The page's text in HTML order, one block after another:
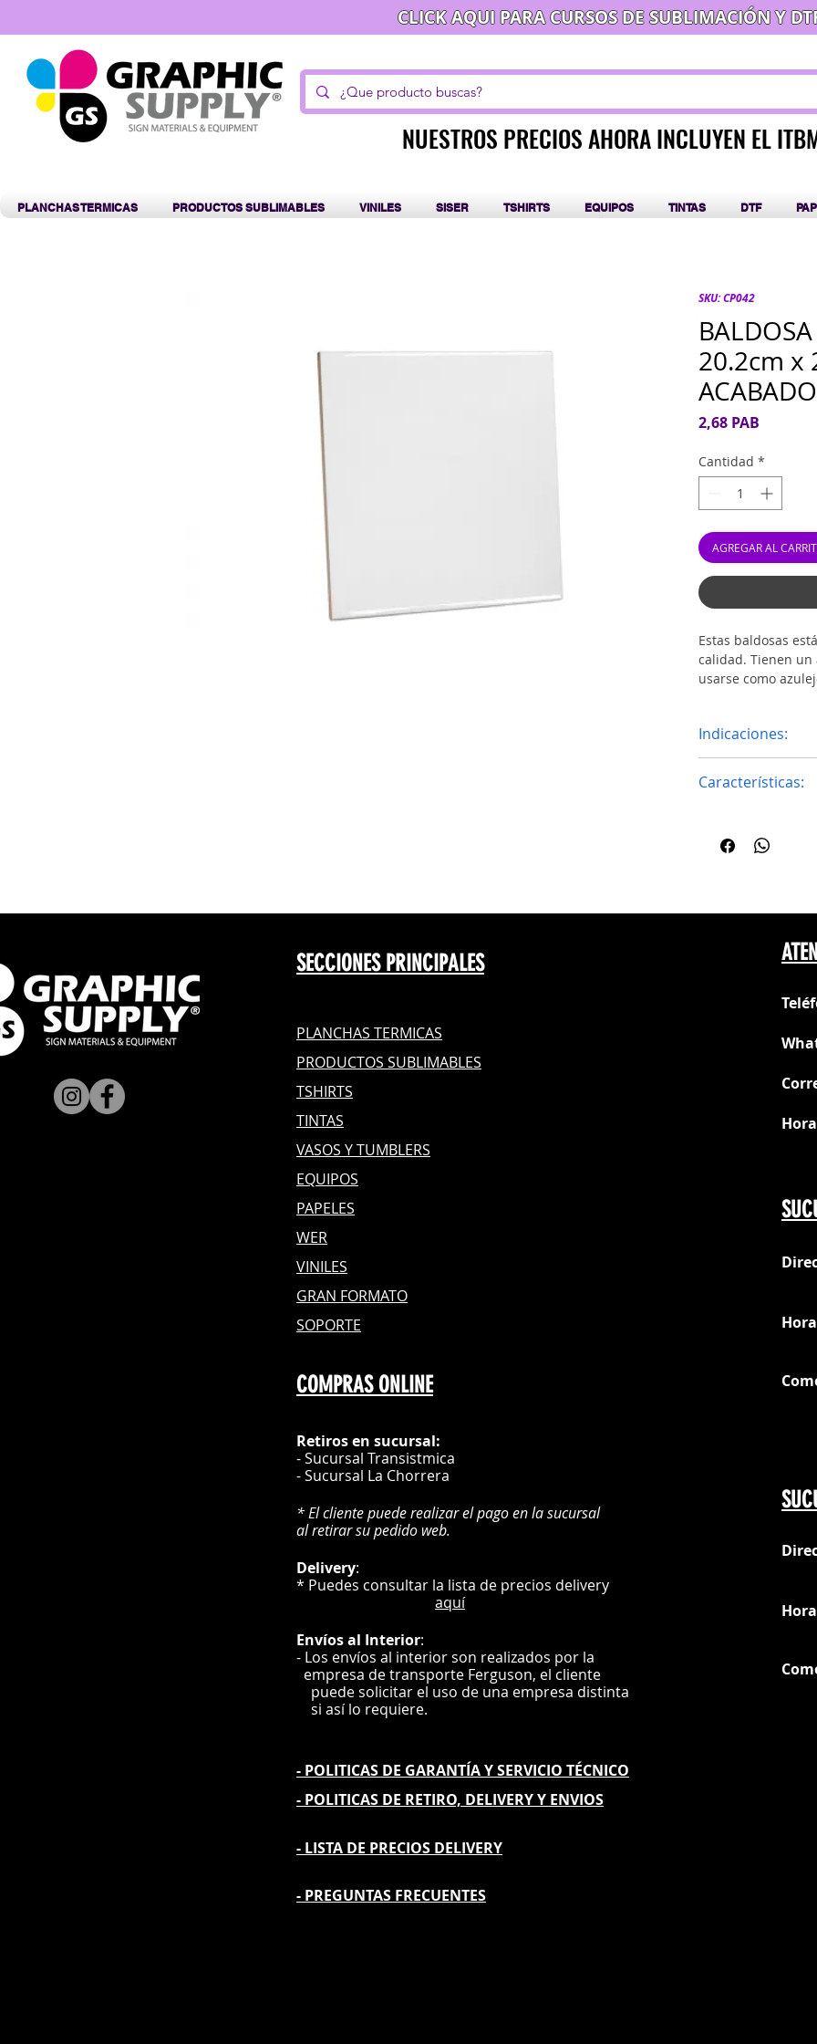
CLICK AQUI PARA CURSOS DE SUBLIMACIÓN Y
NUESTROS PRECIOS AHORA INCLUYEN EL
NUESTROS PRECIOS AHORA INCLUYEN EL
PLANCHAS TERMICAS PRODUCTOS SUBLIMABLES VINILES SISER TSHIRTS EQUIPOS TINTAS DTF
SKU: CP042
20.2cm x
2,68 PAB
Cantidad *
AGREGAR AL
Estas baldosas
calidad. Tienen
usarse como
foto, mensaje
empresa o
Indicaciones:
Tiempo 420
hacia abajo.
Características:
Tamaño:
Acabado:
SECCIONES PRINCIPALES
PLANCHAS TERMICAS
PRODUCTOS SUBLIMABLES
TSHIRTS
TINTAS
VASOS Y TUMBLERS
EQUIPOS
PAPELES
WER
VINILES
GRAN FORMATO
SOPORTE
COMPRAS ONLINE
Retiros en sucursal:
- Sucursal Transistmica
- Sucursal La Chorrera
* El cliente puede realizar el pago en la sucursal
al retirar su pedido web.
Delivery:
* Puedes consultar la lista de precios delivery
aquí
Envíosal Interior:
- Los envíos al interior son realizados por la
empresa de transporte Ferguson, el cliente
puede solicitar el uso de una empresa distinta
si así lo requiere.
- POLITICAS DE GARANTÍAY SERVICIO TÉCNICO
- POLITICAS DE RETIRO, DELIVERY Y ENVIOS
- LISTA DE PRECIOS DELIVERY
- PREGUNTAS FRECUENTES